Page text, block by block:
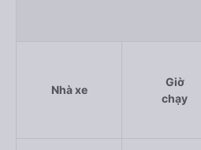
Nhà xe
Giờ
chạy